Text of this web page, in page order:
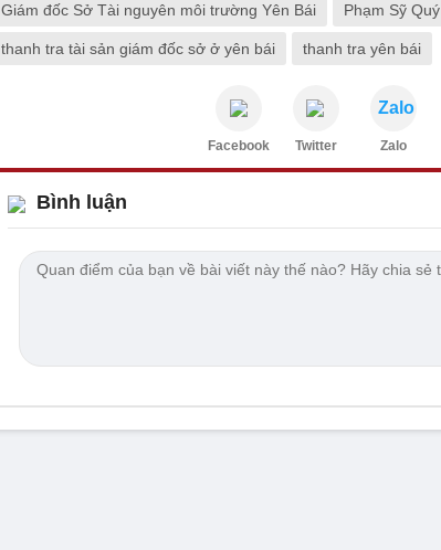
Giám đốc Sở Tài nguyên môi trường Yên Bái Phạm Sỹ Quý
thanh tra tài sản giám đốc sở ở yên bái thanh tra yên bái
Facebook Twitter
Zalo
Zalo
Bình luận